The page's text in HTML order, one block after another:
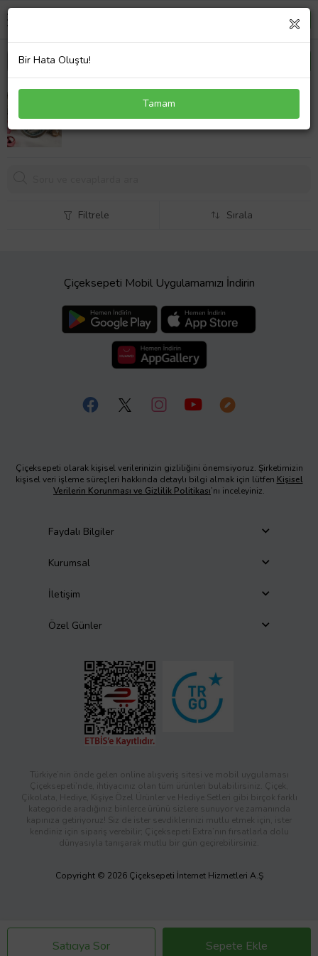
Yılbaşı Çam Ağacı Süsü - 3D Tasarımlı UV Baskılı -
199,99 TL
Satıcıya Sor Sepete Ekle
Filtrele Sırala
Çiçeksepeti Mobil Uygulamamızı İndirin
Çiçeksepeti olarak kişisel verilerinizin gizliliğini önemsiyoruz. Şirketimizin
kişisel veri işleme süreçleri hakkında detaylı bilgi almak için lütfen Kişisel
Verilerin Korunması ve Gizlilik Politikası’nı inceleyiniz.
Faydalı Bilgiler
Kurumsal
İletişim
Özel Günler
Türkiye’nin önde gelen online alışveriş sitesi ve mobil uygulaması
Çiçeksepeti’nde, ihtiyacınız olan tüm ürünleri bulabilirsiniz. Çiçek,
Çikolata, Hediye, Kişiye Özel Ürünler ve Hediye Setleri gibi birçok farklı
kategoride aradığınız binlerce ürünü sizlere sunuyor ve zamanında
kapınıza getiriyoruz! Siz de ister sevdiklerinizi mutlu etmek için, ister
kendiniz için sipariş verebilir; Çiçeksepeti Extra’nın fırsatlarla dolu
dünyasıyla tanışarak mutlu bir gün geçirebilirsiniz.
Copyright © 2026 Çiçeksepeti İnternet Hizmetleri A.Ş
Bir Hata Oluştu!
Tamam